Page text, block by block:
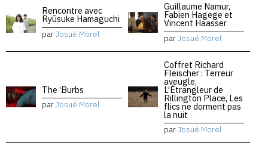
Rencontre avec
Ryūsuke Hamaguchi
parJosué Morel
Guillaume Namur,
Fabien Hagege et
Vincent Haasser
parJosué Morel
The ‘Burbs
parJosué Morel
Coffret Richard
Fleischer : Terreur
aveugle,
L’Étrangleur de
Rillington Place, Les
flics ne dorment pas
la nuit
parJosué Morel